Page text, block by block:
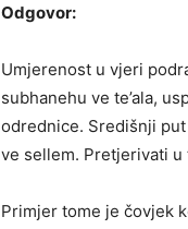
Odgovor:
Umjerenost u vjeri
subhanehu ve te’ala,
odrednice. Središnji
ve sellem. Pretjerivati u
Primjer tome je čovjek